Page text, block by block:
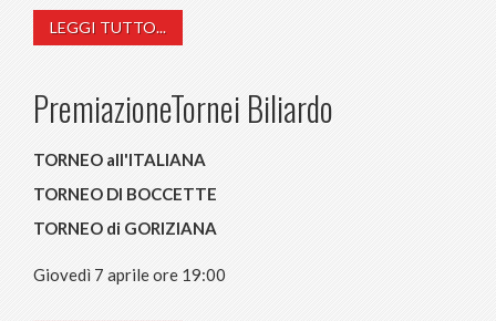
LEGGI TUTTO...
PremiazioneTornei Biliardo
TORNEO all'ITALIANA
TORNEO DI BOCCETTE
TORNEO di GORIZIANA
Giovedì 7 aprile ore 19:00